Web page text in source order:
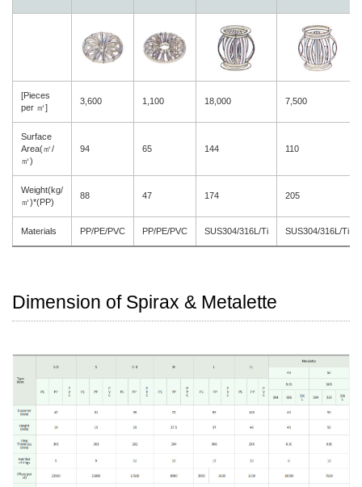
[Pieces
per ㎥]
3,600 1,100 18,000 7,500
Surface
Area(㎡/
㎥)
94 65 144 110
Weight(kg/
㎥)*(PP)
88 47 174 205
Materials PP/PE/PVC PP/PE/PVC SUS304/316L/Ti SUS304/316L/Ti
Dimension of Spirax & Metalette